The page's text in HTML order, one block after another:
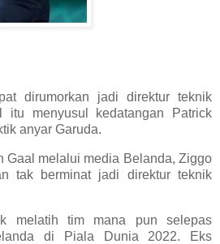
dirumorkan jadi direktur teknik
itu menyusul kedatangan Patrick
anyar Garuda.
Gaal melalui media Belanda, Ziggo
tak berminat jadi direktur teknik
melatih tim mana pun selepas
di Piala Dunia 2022. Eks